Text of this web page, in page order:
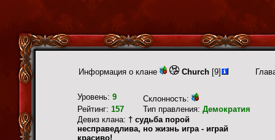
Информация о клане Church [9]
Уровень: 9
Склонность:
Рейтинг: 157 Тип правления: Демократия
Девиз клана: † судьба порой
несправедлива, но жизнь игра - играй
красиво!